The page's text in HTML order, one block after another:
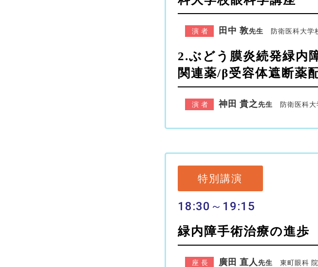
演者 田中 敦先生 防衛医科大学
2.ぶどう膜炎続発緑内
関連薬/β受容体遮断薬
演者 神田 貴之先生 防衛医科大
特別講演
18:30～19:15
緑内障手術治療の進歩
座長 廣田 直人先生 東町眼科